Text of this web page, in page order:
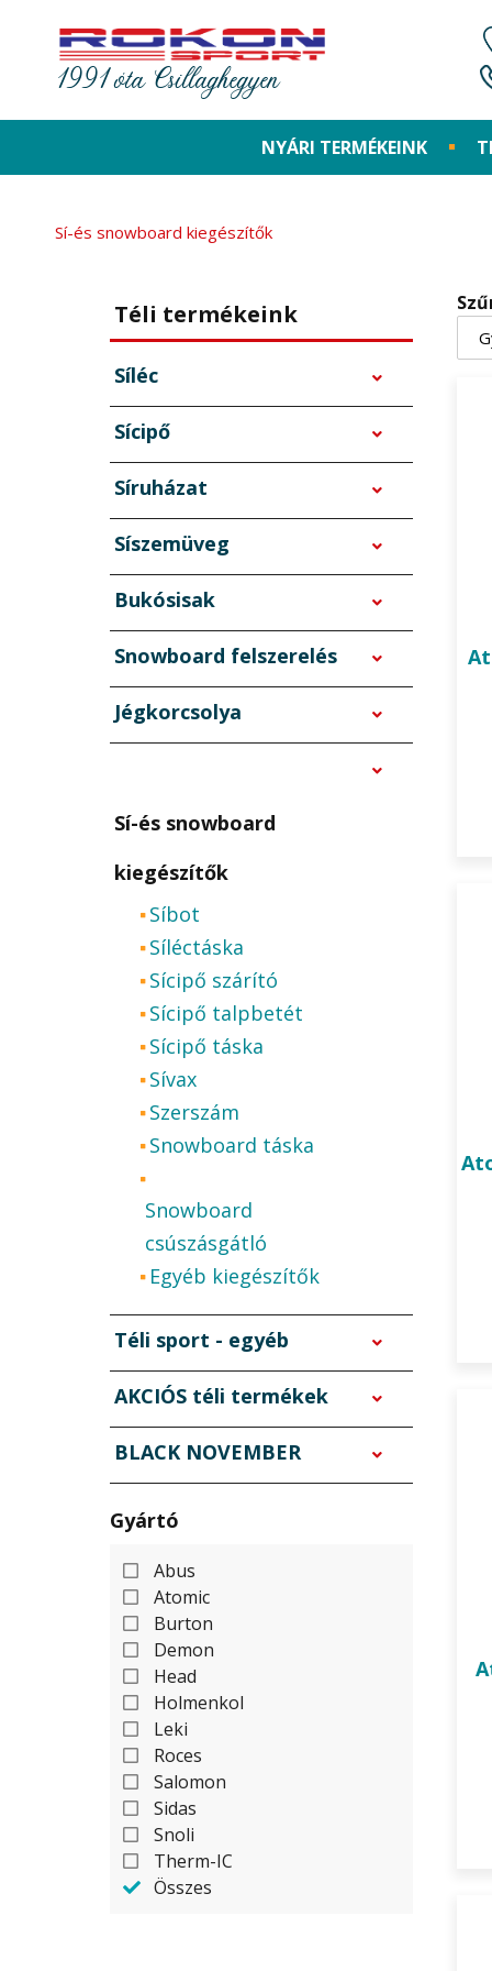
1991 óta Csillaghegyen
NYÁRI TERMÉKEINK
Sí-és snowboard kiegészítők
Téli termékeink
Síléc
Sícipő
Síruházat
Síszemüveg
Bukósisak
Snowboard felszerelés
Jégkorcsolya
Sí-és snowboard
kiegészítők
Síbot
Síléctáska
Sícipő szárító
Sícipő talpbetét
Sícipő táska
Sívax
Szerszám
Snowboard táska
Snowboard
csúszásgátló
Egyéb kiegészítők
Téli sport - egyéb
AKCIÓS téli termékek
BLACK NOVEMBER
Gyártó
Abus
Atomic
Burton
Demon
Head
Holmenkol
Leki
Roces
Salomon
Sidas
Snoli
Therm-IC
Összes